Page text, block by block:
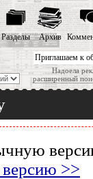
Приглашаем к
Надоела
расширенный
Разделы Архив
>>